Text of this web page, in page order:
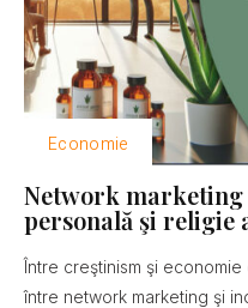
Economie
Network marketing
personală şi religie
Între creştinism şi
între network marketing şi